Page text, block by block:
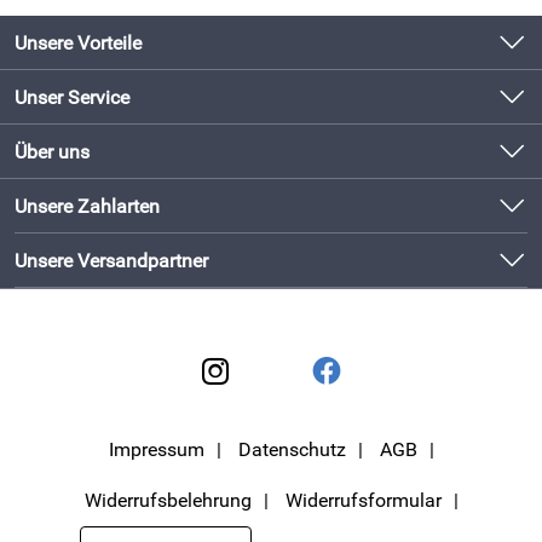
Unsere Vorteile
Produkte original und direkt vom Hersteller
Bewährte Qualität
Bestellen und direkt beim Hersteller abholen!
Unser Service
Kontakt
Newsletter
Lieferbedingungen
Kundenlogin
Über uns
Unsere Bestseller
Neu
Unsere Zahlarten
Unsere Versandpartner
Impressum Datenschutz AGB
Widerrufsbelehrung Widerrufsformular